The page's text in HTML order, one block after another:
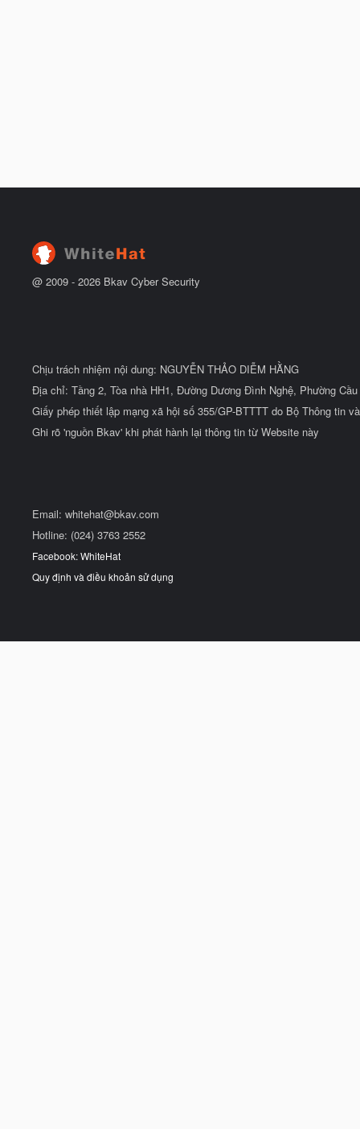
@ 2009 - 2026 Bkav Cyber Security
Chịu trách nhiệm nội dung: NGUYỄN THẢO DIỄM HẰNG
Địa chỉ: Tầng 2, Tòa nhà HH1, Đường Dương Đình Nghệ, Phường
Giấy phép thiết lập mạng xã hội số 355/GP-BTTTT do Bộ Thông tin
Ghi rõ 'nguồn Bkav' khi phát hành lại thông tin từ Website này
Email: whitehat@bkav.com
Hotline: (024) 3763 2552
Facebook: WhiteHat
Quy định và điều khoản sử dụng